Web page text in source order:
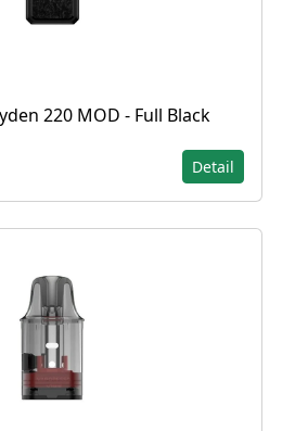
220 MOD - Full Black
Detail